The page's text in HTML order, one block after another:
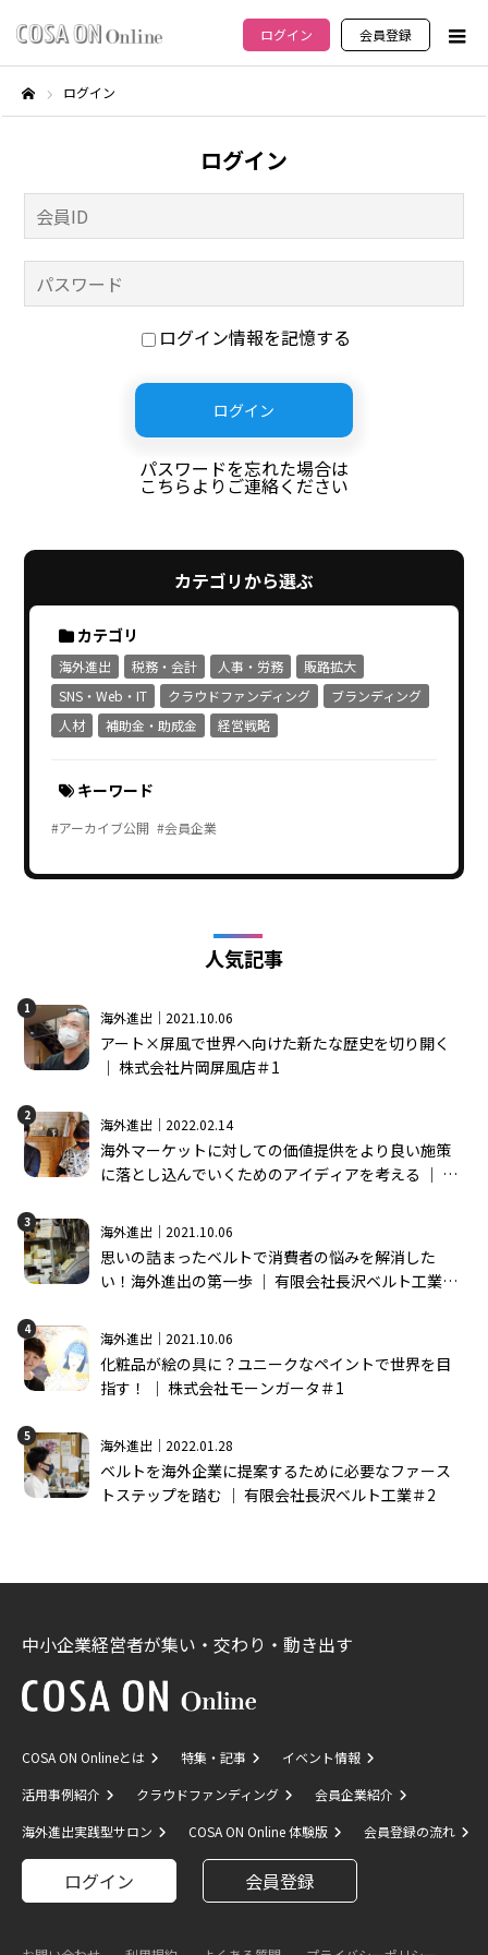
ログイン 会員登録
ログイン
ログイン
ログイン情報を記憶する
パスワードを忘れた場合は
こちらよりご連絡ください
カテゴリから選ぶ
カテゴリ
海外進出 税務・会計 人事・労務
販路拡大
SNS・Web・IT
クラウドファンディング
ブランディング
人材
補助金・助成金 経営戦略
キーワード
#アーカイブ公開 #会員企業
人気記事
1
海外進出｜2021.10.06
アート×屏風で世界へ向けた新たな歴史を切り開く
│ 株式会社片岡屏風店＃1
2
海外進出｜2022.02.14
海外マーケットに対しての価値提供をより良い施策
に落とし込んでいくためのアイディアを考える │ 株
3
海外進出｜2021.10.06
思いの詰まったベルトで消費者の悩みを解消した
い！海外進出の第一歩 │ 有限会社長沢ベルト工業＃
4
海外進出｜2021.10.06
化粧品が絵の具に？ユニークなペイントで世界を目
指す！ │ 株式会社モーンガータ＃1
5
海外進出｜2022.01.28
ベルトを海外企業に提案するために必要なファース
トステップを踏む │ 有限会社長沢ベルト工業＃2
中小企業経営者が集い・交わり・動き出す
COSA ON Onlineとは 特集・記事
イベント情報
活用事例紹介
クラウドファンディング
会員企業紹介
海外進出実践型サロン
COSA ON Online 体験版 会員登録の流れ
ログイン 会員登録